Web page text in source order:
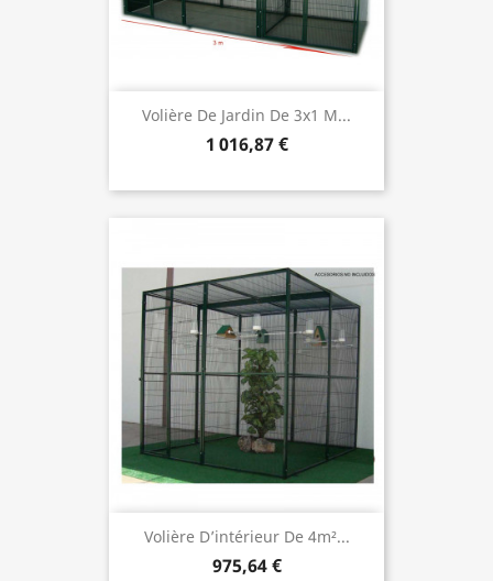
Volière De Jardin De 3x1 M...
1 016,87 €
Volière D’intérieur De 4m²...
975,64 €